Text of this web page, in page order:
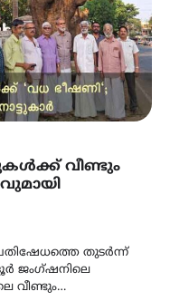
വീണ്ടും
തുടർന്ന്
ജംഗ്ഷനിലെ
വീണ്ടും…